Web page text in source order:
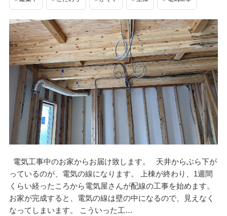
電気工事中のお家からお届け致します。 天井からぶら下が
っているのが、電気の線になります。 上棟が終わり、1週間
くらい経ったころから電気屋さんが配線の工事を始めます。
お家が完成すると、電気の線は壁の中になるので、見えなく
なってしまいます。 こういった工…